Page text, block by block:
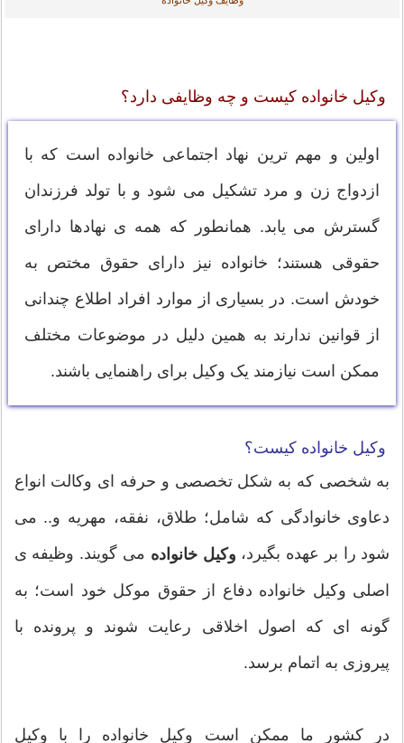
وکیل خانواده کیست و چه وظایفی دارد؟
اولین و مهم ترین نهاد اجتماعی خانواده است که با
ازدواج زن و مرد تشکیل می شود و با تولد فرزندان
گسترش می یابد. همانطور که همه ی نهادها دارای
حقوقی هستند؛ خانواده نیز دارای حقوق مختص به
خودش است. در بسیاری از موارد افراد اطلاع چندانی
از قوانین ندارند به همین دلیل در موضوعات مختلف
ممکن است نیازمند یک وکیل برای راهنمایی باشند.
وکیل خانواده کیست؟
به شخصی که به شکل تخصصی و حرفه ای وکالت انواع
دعاوی خانوادگی که شامل؛ طلاق، نفقه، مهریه و.. می
شود را بر عهده بگیرد، وکیل خانواده می گویند. وظیفه ی
اصلی وکیل خانواده دفاع از حقوق موکل خود است؛ به
گونه ای که اصول اخلاقی رعایت شوند و پرونده با
پیروزی به اتمام برسد.
در کشور ما ممکن است وکیل خانواده را با وکیل